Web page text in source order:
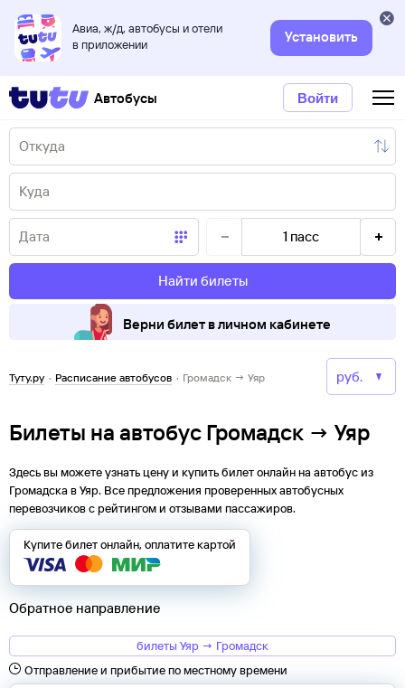
Авиа, ж/д, автобусы и отели
в приложении
Установить
Автобусы Войти
1 пасс
Найти билеты
Верни билет в личном кабинете
Туту.ру · Расписание автобусов · Громадск → Уяр
Билеты на автобус Громадск → Уяр
Здесь вы можете узнать цену и купить билет онлайн на автобус из
ГромадскавУяр. Все предложения проверенных автобусных
перевозчиков с рейтингом и отзывами пассажиров.
Купите билет онлайн, оплатите картой
Обратное направление
билеты Уяр → Громадск
Отправление и прибытие по местному времени